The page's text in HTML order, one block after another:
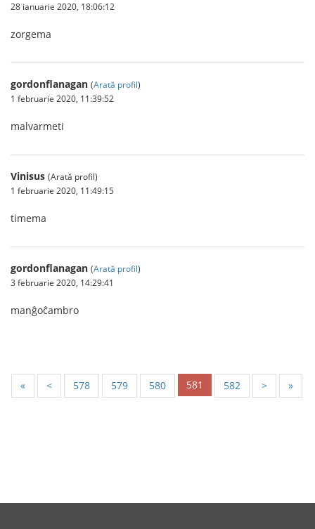
28 ianuarie 2020, 18:06:12
zorgema
gordonflanagan (Arată profil)
1 februarie 2020, 11:39:52
malvarmeti
Vinisus (Arată profil)
1 februarie 2020, 11:49:15
timema
gordonflanagan (Arată profil)
3 februarie 2020, 14:29:41
manĝoĉambro
« < 578 579 580 581 582 > »